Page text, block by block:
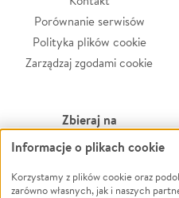
Porównanie serwisów
Polityka plików cookie
Zarządzaj zgodami cookie
Zbieraj na
Leczenie
Zwierzęta
Informacje o plikach cookie
Korzystamy z plików cookie oraz
zarówno własnych, jak i naszych